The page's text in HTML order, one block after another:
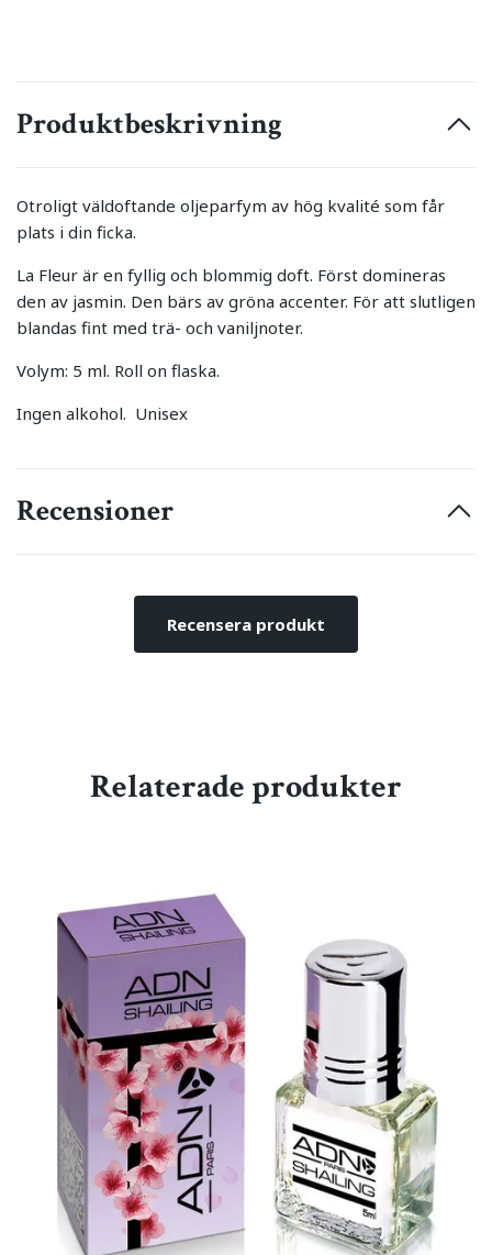
Produktbeskrivning
Otroligt väldoftande oljeparfym av hög kvalité som får
plats i din ficka.
La Fleur är en fyllig och blommig doft. Först domineras
den av jasmin. Den bärs av gröna accenter. För att slutligen
blandas fint med trä- och vaniljnoter.
Volym: 5 ml. Roll on flaska.
Ingen alkohol. Unisex
Recensioner
Recensera produkt
Relaterade produkter